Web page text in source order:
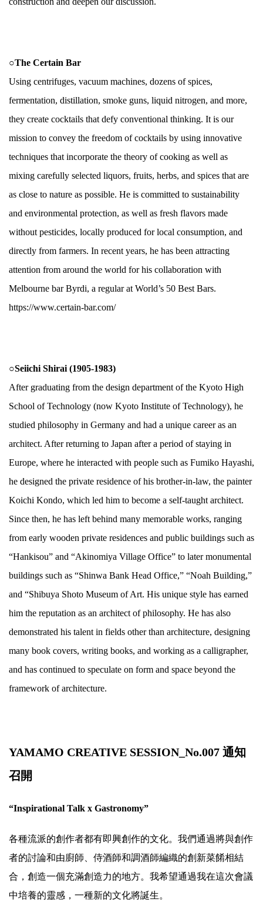
○The Certain Bar
Using centrifuges, vacuum machines, dozens of spices,
fermentation, distillation, smoke guns, liquid nitrogen, and more,
they create cocktails that defy conventional thinking. It is our
mission to convey the freedom of cocktails by using innovative
techniques that incorporate the theory of cooking as well as
mixing carefully selected liquors, fruits, herbs, and spices that are
as close to nature as possible. He is committed to sustainability
and environmental protection, as well as fresh flavors made
without pesticides, locally produced for local consumption, and
directly from farmers. In recent years, he has been attracting
attention from around the world for his collaboration with
Melbourne bar Byrdi, a regular at World’s 50 Best Bars.
https://www.certain-bar.com/
○Seiichi Shirai (1905-1983)
After graduating from the design department of the Kyoto High
School of Technology (now Kyoto Institute of Technology), he
studied philosophy in Germany and had a unique career as an
architect. After returning to Japan after a period of staying in
Europe, where he interacted with people such as Fumiko Hayashi,
he designed the private residence of his brother-in-law, the painter
Koichi Kondo, which led him to become a self-taught architect.
Since then, he has left behind many memorable works, ranging
from early wooden private residences and public buildings such as
“Hankisou” and “Akinomiya Village Office” to later monumental
buildings such as “Shinwa Bank Head Office,” “Noah Building,”
and “Shibuya Shoto Museum of Art. His unique style has earned
him the reputation as an architect of philosophy. He has also
demonstrated his talent in fields other than architecture, designing
many book covers, writing books, and working as a calligrapher,
and has continued to speculate on form and space beyond the
framework of architecture.
YAMAMO CREATIVE SESSION_No.007 通知
召開
“Inspirational Talk x Gastronomy”
各種流派的創作者都有即興創作的文化。我們通過將與創作
者的討論和由廚師、侍酒師和調酒師編織的創新菜餚相結
合，創造一個充滿創造力的地方。我希望通過我在這次會議
中培養的靈感，一種新的文化將誕生。